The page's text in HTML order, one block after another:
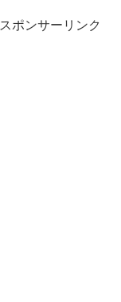
スポンサーリンク